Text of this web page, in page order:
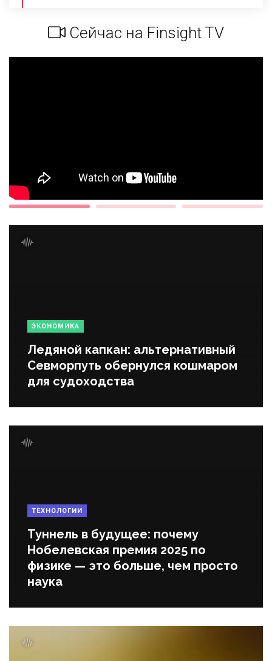
Сейчас на Finsight TV
ЭКОНОМИКА
Ледяной капкан: альтернативный
Севморпуть обернулся кошмаром
для судоходства
ТЕХНОЛОГИИ
Туннель в будущее: почему
Нобелевская премия 2025 по
физике — это больше, чем просто
наука